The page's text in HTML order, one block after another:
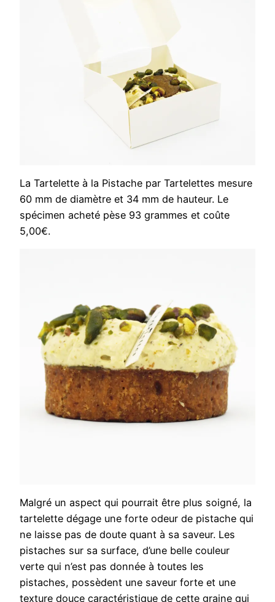
La Tartelette à la Pistache par Tartelettes mesure
60 mm de diamètre et 34 mm de hauteur. Le
spécimen acheté pèse 93 grammes et coûte
5,00€.
Malgré un aspect qui pourrait être plus soigné, la
tartelette dégage une forte odeur de pistache qui
ne laisse pas de doute quant à sa saveur. Les
pistaches sur sa surface, d’une belle couleur
verte qui n’est pas donnée à toutes les
pistaches, possèdent une saveur forte et une
texture douce caractéristique de cette graine qui